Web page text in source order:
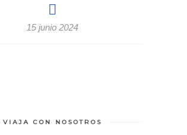
15 junio 2024
VIAJA CON NOSOTROS